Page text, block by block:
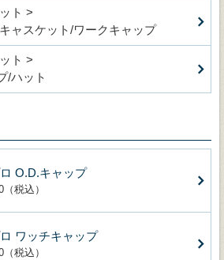
ト >
ャスケット/ワークキャップ
ト >
/ハット
O.D.キャップ
税込）
ワッチキャップ
税込）